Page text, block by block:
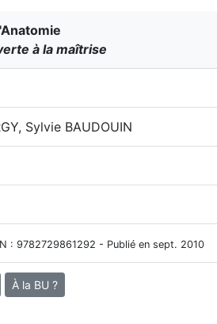
à la maîtrise
Sylvie BAUDOUIN
: 9782729861292 - Publié en sept. 2010
À la BU ?